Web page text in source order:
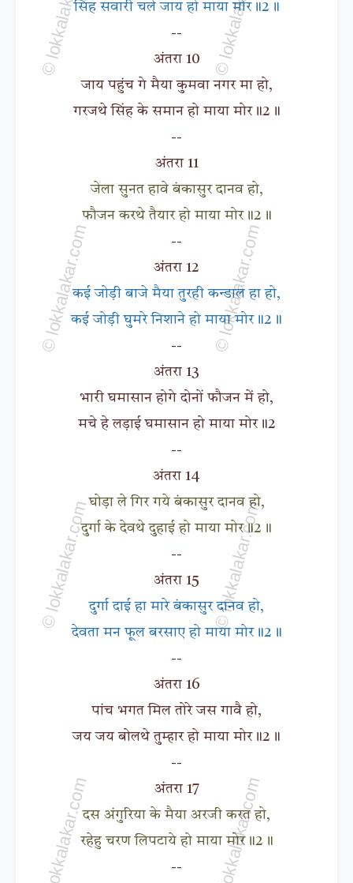
सिंह सवारी चले जाय हो माया मोर॥2॥
--
अंतरा 10
जाय पहुंच गे मैया कुमवा नगर मा हो,
गरजथे सिंह के समान हो माया मोर॥2॥
--
अंतरा 11
जेला सुनत हावे बंकासुर दानव हो,
फौजन करथे तैयार हो माया मोर॥2॥
--
अंतरा 12
कई जोड़ी बाजे मैया तुरही कन्डाल हा हो,
कई जोड़ी घुमरे निशाने हो माया मोर॥2॥
--
अंतरा 13
भारी घमासान होगे दोनों फौजन में हो,
मचे हे लड़ाई घमासान हो माया मोर॥2
--
अंतरा 14
घोड़ा ले गिर गये बंकासुर दानव हो,
दुर्गा के देवथे दुहाई हो माया मोर॥2॥
--
अंतरा 15
दुर्गा दाई हा मारे बंकासुर दानव हो,
देवता मन फूल बरसाए हो माया मोर॥2॥
--
अंतरा 16
पांच भगत मिल तोरे जस गावै हो,
जय जय बोलथे तुम्हार हो माया मोर॥2॥
--
अंतरा 17
दस अंगुरिया के मैया अरजी करत हो,
रहेहु चरण लिपटाये हो माया मोर॥2॥
--